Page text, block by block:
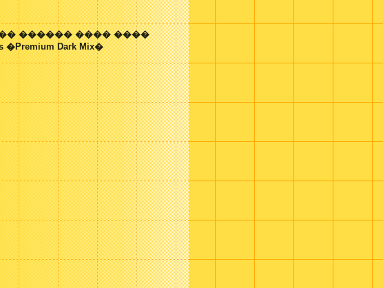
������ ���� ����
�Premium Dark Mix�